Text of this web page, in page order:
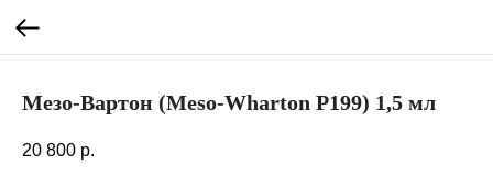
Мезо-Вартон (Meso-Wharton P199) 1,5 мл
20 800 р.